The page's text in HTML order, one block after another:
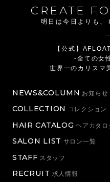
CREATE
明日は今日よりも、
【公式】
-全ての女
世界一のカリスマ
NEWS&COLUMN お知らせ
COLLECTION コレクション
HAIR CATALOG ヘアカタロ
SALON LIST サロン一覧
STAFF スタッフ
RECRUIT 求人情報